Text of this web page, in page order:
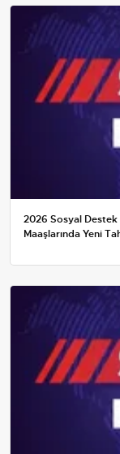
2026 Sosyal Destek
Maaşlarında Yeni